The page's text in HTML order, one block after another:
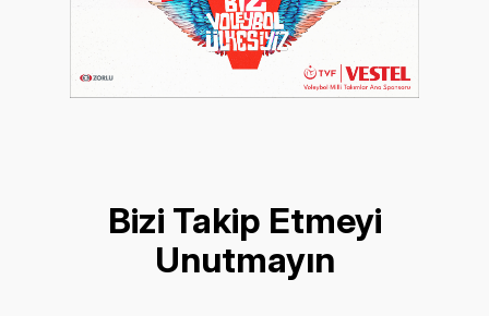
Bizi Takip Etmeyi
Unutmayın